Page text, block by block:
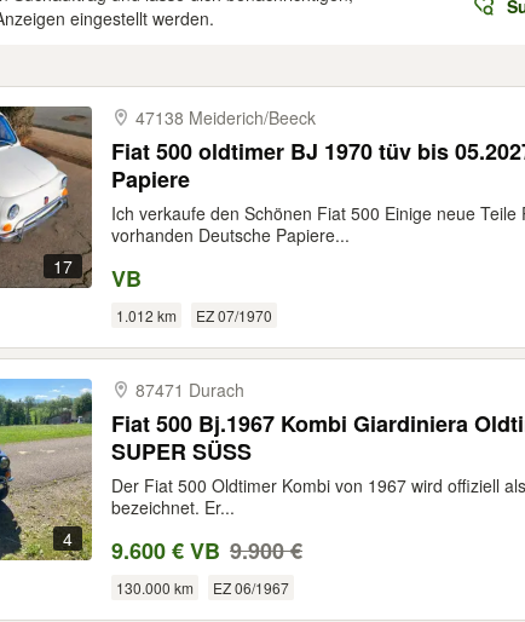
eingestellt werden.
17
47138 Meiderich/​Beeck
Fiat 500 oldtimer BJ 1970 tüv bis
Papiere
Ich verkaufe den Schönen Fiat 500 Einige neue Teile
vorhanden Deutsche Papiere...
VB
1.012 km EZ 07/1970
4
87471 Durach
Fiat 500 Bj.1967 Kombi Giardiniera
SUPER SÜSS
Der Fiat 500 Oldtimer Kombi von 1967 wird offiziell
bezeichnet. Er...
9.600 € VB 9.900 €
130.000 km EZ 06/1967